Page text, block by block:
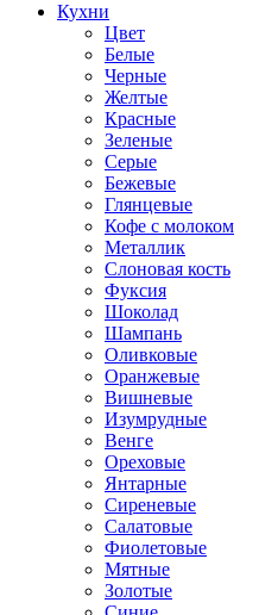
Кухни
Цвет
Белые
Черные
Желтые
Красные
Зеленые
Серые
Бежевые
Глянцевые
Кофе с молоком
Металлик
Слоновая кость
Фуксия
Шоколад
Шампань
Оливковые
Оранжевые
Вишневые
Изумрудные
Венге
Ореховые
Янтарные
Сиреневые
Салатовые
Фиолетовые
Мятные
Золотые